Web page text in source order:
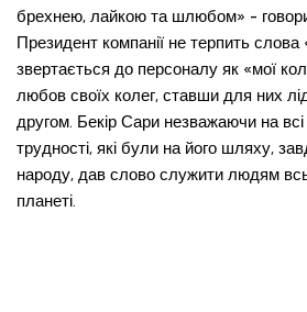
брехнею, лайкою та шлюбом» -
Президент компанії не терпить слова
звертається до персоналу як «мої
любов своїх колег, ставши для них
другом. Бекір Сари незважаючи на
трудності, які були на його шляху,
народу, дав слово служити людям
планеті.